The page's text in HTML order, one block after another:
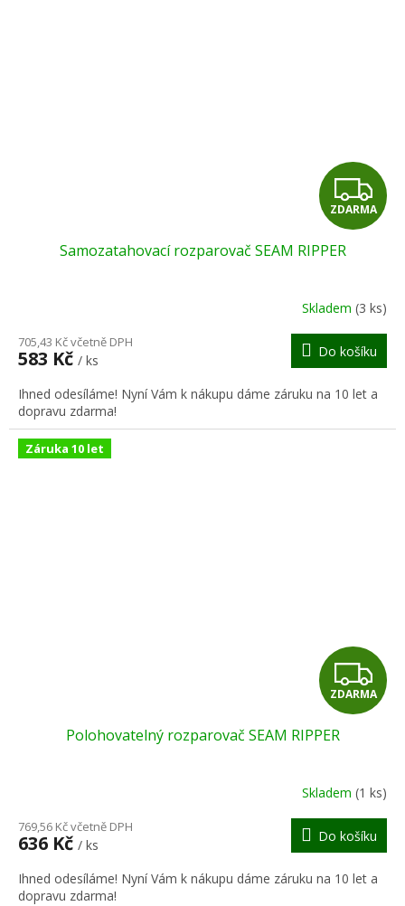
Z
D
R
M
A
ZDARMA
Samozatahovací rozparovač SEAM RIPPER
Skladem (3 ks)
705,43 Kč včetně DPH
583 Kč / ks
Do košíku
Ihned odesíláme! Nyní Vám k nákupu dáme záruku na 10 let a
dopravu zdarma!
Záruka 10 let
Z
D
R
M
A
ZDARMA
Polohovatelný rozparovač SEAM RIPPER
Skladem (1 ks)
769,56 Kč včetně DPH
636 Kč / ks
Do košíku
Ihned odesíláme! Nyní Vám k nákupu dáme záruku na 10 let a
dopravu zdarma!